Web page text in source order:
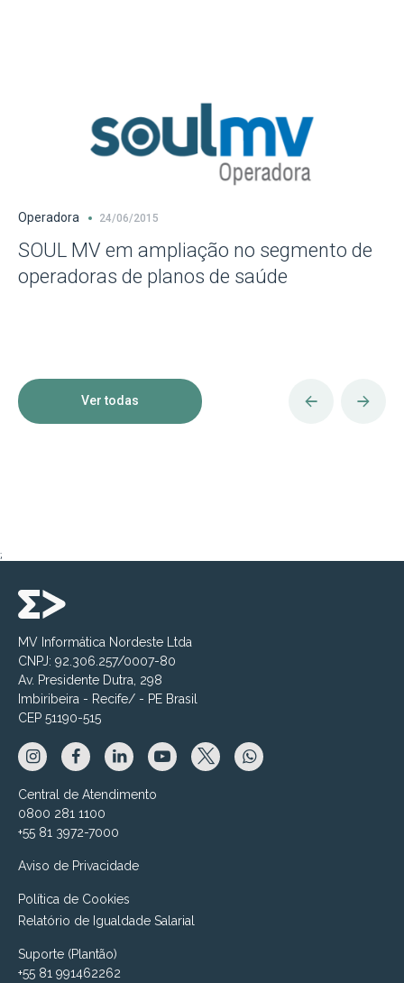
Operadora 24/06/2015
SOUL MV em ampliação no segmento de
operadoras de planos de saúde
Ver todas
;
MV Informática Nordeste Ltda
CNPJ: 92.306.257/0007-80
Av. Presidente Dutra, 298
Imbiribeira - Recife/ - PE Brasil
CEP 51190-515
Central de Atendimento
0800 281 1100
+55 81 3972-7000
Aviso de Privacidade
Política de Cookies
Relatório de Igualdade Salarial
Suporte (Plantão)
+55 81 991462262